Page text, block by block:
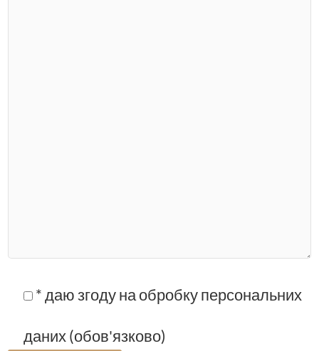
* даю згоду на обробку персональних
даних (обов'язково)